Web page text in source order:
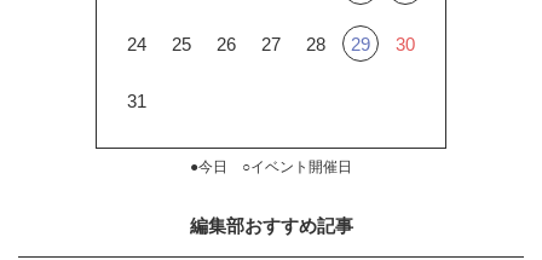
24 25 26 27 28 29 30
31
●今日 ○イベント開催日
編集部おすすめ記事